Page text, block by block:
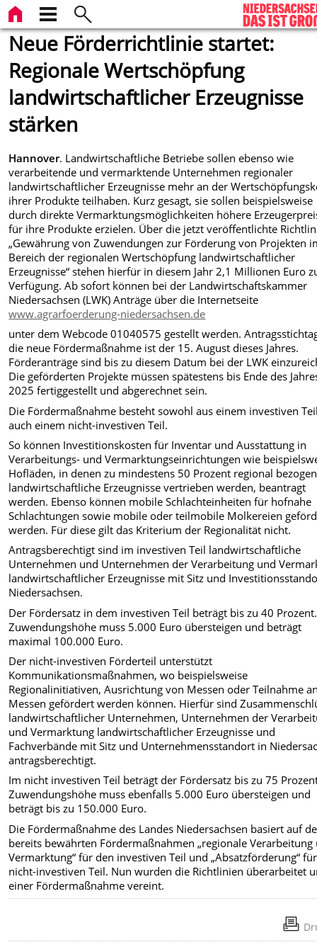
Neue Förderrichtlinie startet:
Regionale Wertschöpfung
landwirtschaftlicher Erzeugnisse
stärken
Hannover. Landwirtschaftliche Betriebe sollen ebenso wie
verarbeitende und vermarktende Unternehmen regionaler
landwirtschaftlicher Erzeugnisse mehr an der
ihrer Produkte teilhaben. Kurz gesagt, sie sollen beispielsweise
durch direkte Vermarktungsmöglichkeiten höhere
für ihre Produkte erzielen. Über die jetzt veröffentlichte
„Gewährung von Zuwendungen zur Förderung von Projekten
Bereich der regionalen Wertschöpfung landwirtschaftlicher
Erzeugnisse“ stehen hierfür in diesem Jahr 2,1 Millionen Euro
Verfügung. Ab sofort können bei der Landwirtschaftskammer
Niedersachsen (LWK) Anträge über die Internetseite
www.agrarfoerderung-niedersachsen.de
unter dem Webcode 01040575 gestellt werden.
die neue Fördermaßnahme ist der 15. August dieses Jahres.
Förderanträge sind bis zu diesem Datum bei der LWK
Die geförderten Projekte müssen spätestens bis Ende des
2025 fertiggestellt und abgerechnet sein.
Die Fördermaßnahme besteht sowohl aus einem investiven
auch einem nicht-investiven Teil.
So können Investitionskosten für Inventar und Ausstattung in
Verarbeitungs- und Vermarktungseinrichtungen wie
Hofläden, in denen zu mindestens 50 Prozent regional
landwirtschaftliche Erzeugnisse vertrieben werden, beantragt
werden. Ebenso können mobile Schlachteinheiten für hofnahe
Schlachtungen sowie mobile oder teilmobile Molkereien
werden. Für diese gilt das Kriterium der Regionalität nicht.
Antragsberechtigt sind im investiven Teil landwirtschaftliche
Unternehmen und Unternehmen der Verarbeitung und
landwirtschaftlicher Erzeugnisse mit Sitz und
Niedersachsen.
Der Fördersatz in dem investiven Teil beträgt bis zu 40
Zuwendungshöhe muss 5.000 Euro übersteigen und beträgt
maximal 100.000 Euro.
Der nicht-investiven Förderteil unterstützt
Kommunikationsmaßnahmen, wo beispielsweise
Regionalinitiativen, Ausrichtung von Messen oder Teilnahme
Messen gefördert werden können. Hierfür sind
landwirtschaftlicher Unternehmen, Unternehmen der
und Vermarktung landwirtschaftlicher Erzeugnisse und
Fachverbände mit Sitz und Unternehmensstandort in
antragsberechtigt.
Im nicht investiven Teil beträgt der Fördersatz bis zu 75
Zuwendungshöhe muss ebenfalls 5.000 Euro übersteigen und
beträgt bis zu 150.000 Euro.
Die Fördermaßnahme des Landes Niedersachsen basiert auf
bereits bewährten Fördermaßnahmen „regionale Verarbeitung
Vermarktung“ für den investiven Teil und „Absatzförderung“
nicht-investiven Teil. Nun wurden die Richtlinien überarbeitet
einer Fördermaßnahme vereint.